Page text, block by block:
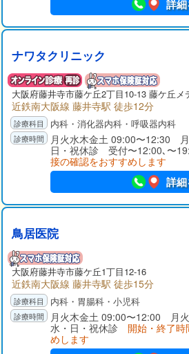
詳細
ナワタクリニック
大阪府藤井寺市藤ケ丘2丁目10-13 藤ケ丘メ
近鉄南大阪線 藤井寺駅 徒歩12分
内科・消化器内科・呼吸器内科
月火水木金土 09:00〜12:30
日・祝休診 受付〜12:00､〜
接の確認をおすすめします
詳細
鳥居医院
大阪府藤井寺市藤ケ丘1丁目12-16
近鉄南大阪線 藤井寺駅 徒歩15分
内科・胃腸科・小児科
月火木金土 09:00〜12:00 月
水・日・祝休診 開始・終了時
めします